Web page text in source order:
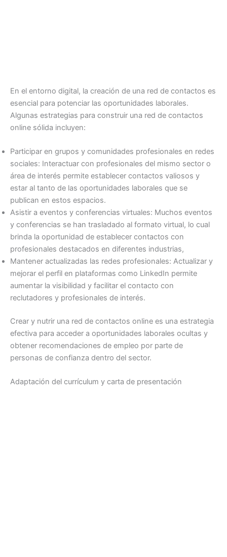
En el entorno digital, la creación de una red de contactos es
esencial para potenciar las oportunidades laborales.
Algunas estrategias para construir una red de contactos
online sólida incluyen:
Participar en grupos y comunidades profesionales en redes
sociales: Interactuar con profesionales del mismo sector o
área de interés permite establecer contactos valiosos y
estar al tanto de las oportunidades laborales que se
publican en estos espacios.
Asistir a eventos y conferencias virtuales: Muchos eventos
y conferencias se han trasladado al formato virtual, lo cual
brinda la oportunidad de establecer contactos con
profesionales destacados en diferentes industrias,
Mantener actualizadas las redes profesionales: Actualizar y
mejorar el perfil en plataformas como LinkedIn permite
aumentar la visibilidad y facilitar el contacto con
reclutadores y profesionales de interés.
Crear y nutrir una red de contactos online es una estrategia
efectiva para acceder a oportunidades laborales ocultas y
obtener recomendaciones de empleo por parte de
personas de confianza dentro del sector.
Adaptación del currículum y carta de presentación